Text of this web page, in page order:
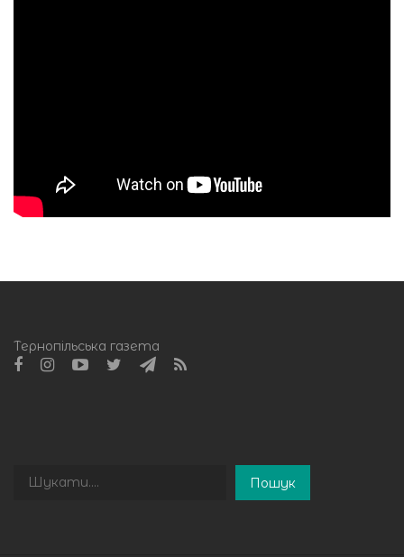
Тернопільська газета
Пошук
Пошук